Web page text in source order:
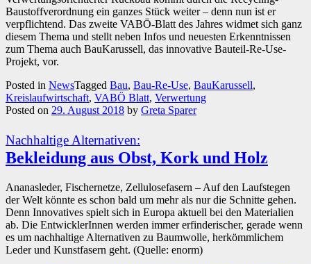
Baustoffverordnung ein ganzes Stück weiter – denn nun ist er
verpflichtend. Das zweite VABÖ-Blatt des Jahres widmet sich ganz
diesem Thema und stellt neben Infos und neuesten Erkenntnissen
zum Thema auch BauKarussell, das innovative Bauteil-Re-Use-
Projekt, vor.
Posted in NewsTagged Bau, Bau-Re-Use, BauKarussell,
Kreislaufwirtschaft, VABÖ Blatt, Verwertung
Posted on 29. August 2018 by Greta Sparer
Nachhaltige Alternativen:
Bekleidung aus Obst, Kork und Holz
Ananasleder, Fischernetze, Zellulosefasern – Auf den Laufstegen
der Welt könnte es schon bald um mehr als nur die Schnitte gehen.
Denn Innovatives spielt sich in Europa aktuell bei den Materialien
ab. Die EntwicklerInnen werden immer erfinderischer, gerade wenn
es um nachhaltige Alternativen zu Baumwolle, herkömmlichem
Leder und Kunstfasern geht. (Quelle: enorm)